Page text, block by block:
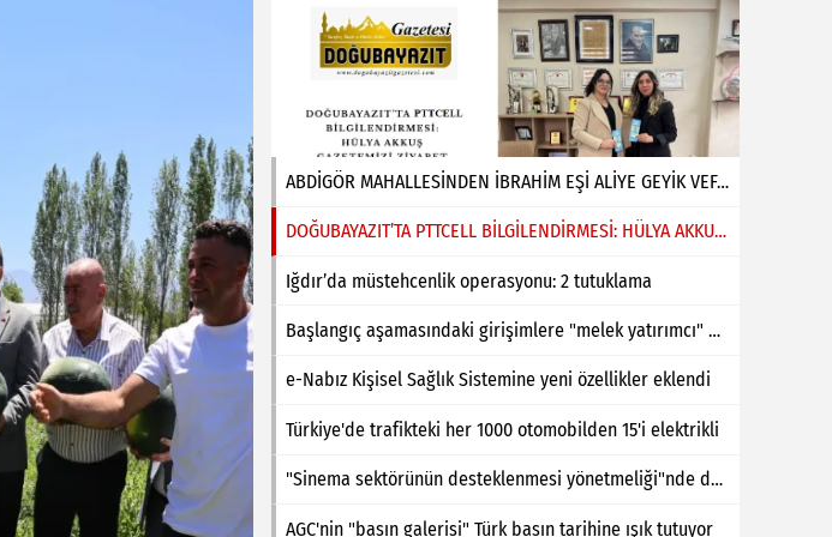
ABDİGÖR MAHALLESİNDEN İBRAHİM EŞİ ALİYE GEYİK VEFAT ETMİŞTİR
DOĞUBAYAZIT’TA PTTCELL BİLGİLENDİRMESİ: HÜLYA AKKUŞ GAZETEMİZİ ZİYARET ETTİ
Iğdır’da müstehcenlik operasyonu: 2 tutuklama
Başlangıç aşamasındaki girişimlere "melek yatırımcı" desteği
e-Nabız Kişisel Sağlık Sistemine yeni özellikler eklendi
Türkiye'de trafikteki her 1000 otomobilden 15'i elektrikli
"Sinema sektörünün desteklenmesi yönetmeliği"nde değişiklik yapıldı
AGC'nin "basın galerisi" Türk basın tarihine ışık tutuyor